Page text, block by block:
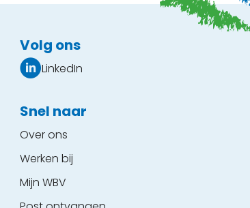
Volg ons
LinkedIn
Snel naar
Over ons
Werken bij
Mijn WBV